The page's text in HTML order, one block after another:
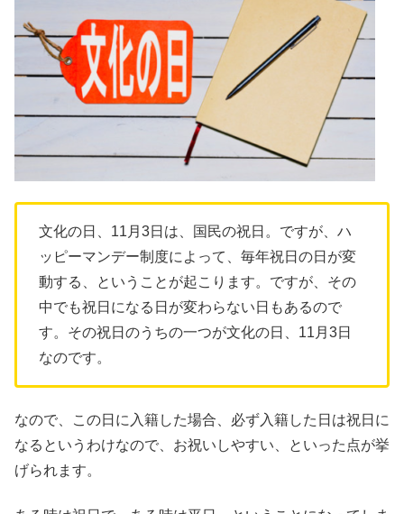
文化の日、11月3日は、国民の祝日。ですが、ハ
ッピーマンデー制度によって、毎年祝日の日が変
動する、ということが起こります。ですが、その
中でも祝日になる日が変わらない日もあるので
す。その祝日のうちの一つが文化の日、11月3日
なのです。
なので、この日に入籍した場合、必ず入籍した日は祝日に
なるというわけなので、お祝いしやすい、といった点が挙
げられます。